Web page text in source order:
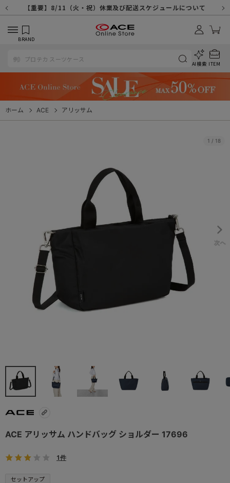
【重要】システムエラーによる出荷遅延につきまして
【重要】8/11（火・祝）休業及び配送スケジュールについて
【重要】令和８年熊本地震に伴う配送への影響について
【重要】納品書・領収書ペーパーレス化（電子化）のお知らせ
【重要】天候不良や交通状況・物量増等に伴う配送への影響について
【重要】悪質な詐欺サイトにご注意ください
【重要】各種メールが届かない場合に関しまして
【重要】お問い合わせのご対応に関しまして
【重要】SNSのなりすまし詐欺にご注意ください
BRAND
AI検索 ITEM
ホーム ACE アリッサム
1 / 18
ACE アリッサム ハンドバッグ ショルダー 17696
1件
セットアップ